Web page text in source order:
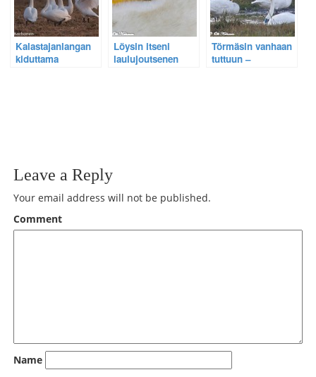
Kalastajanlangan
kiduttama
Löysin itseni
laulujoutsenen
Törmäsin vanhaan
tuttuun –
Leave a Reply
Your email address will not be published.
Comment
Name